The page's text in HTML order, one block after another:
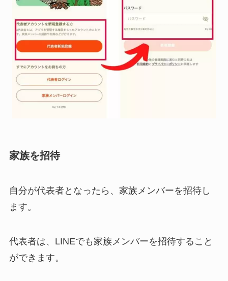
家族を招待
自分が代表者となったら、家族メンバーを招待し
ます。
代表者は、LINEでも家族メンバーを招待すること
ができます。